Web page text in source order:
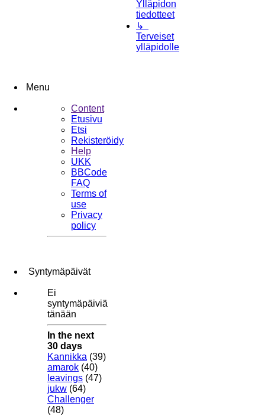
Ylläpidon
tiedotteet
↳
Terveiset
ylläpidolle
Menu
Content
Etusivu
Etsi
Rekisteröidy
Help
UKK
BBCode
FAQ
Terms of
use
Privacy
policy
Syntymäpäivät
Ei
syntymäpäiviä
tänään
In the next
30 days
Kannikka (39)
amarok (40)
leavings (47)
jukw (64)
Challenger
(48)